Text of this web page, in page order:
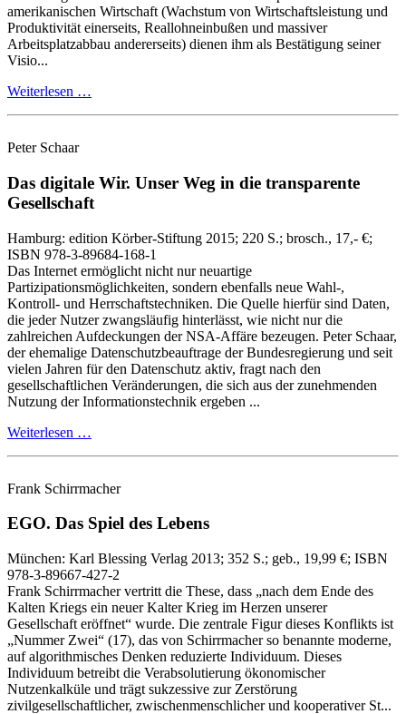
amerikanischen Wirtschaft (Wachstum von Wirtschaftsleistung und
Produktivität einerseits, Reallohneinbußen und massiver
Arbeitsplatzabbau andererseits) dienen ihm als Bestätigung seiner
Visio...
Weiterlesen …
Peter Schaar
Das digitale Wir. Unser Weg in die transparente
Gesellschaft
Hamburg: edition Körber-Stiftung 2015; 220 S.; brosch., 17,- €;
ISBN 978-3-89684-168-1
Das Internet ermöglicht nicht nur neuartige
Partizipationsmöglichkeiten, sondern ebenfalls neue Wahl‑,
Kontroll‑ und Herrschaftstechniken. Die Quelle hierfür sind Daten,
die jeder Nutzer zwangsläufig hinterlässt, wie nicht nur die
zahlreichen Aufdeckungen der NSA‑Affäre bezeugen. Peter Schaar,
der ehemalige Datenschutzbeauftrage der Bundesregierung und seit
vielen Jahren für den Datenschutz aktiv, fragt nach den
gesellschaftlichen Veränderungen, die sich aus der zunehmenden
Nutzung der Informationstechnik ergeben ...
Weiterlesen …
Frank Schirrmacher
EGO. Das Spiel des Lebens
München: Karl Blessing Verlag 2013; 352 S.; geb., 19,99 €; ISBN
978-3-89667-427-2
Frank Schirrmacher vertritt die These, dass „nach dem Ende des
Kalten Kriegs ein neuer Kalter Krieg im Herzen unserer
Gesellschaft eröffnet“ wurde. Die zentrale Figur dieses Konflikts ist
„Nummer Zwei“ (17), das von Schirrmacher so benannte moderne,
auf algorithmisches Denken reduzierte Individuum. Dieses
Individuum betreibt die Verabsolutierung ökonomischer
Nutzenkalküle und trägt sukzessive zur Zerstörung
zivilgesellschaftlicher, zwischenmenschlicher und kooperativer St...